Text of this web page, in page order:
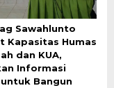
Sawahlunto
Kapasitas Humas
dan KUA,
Informasi
Bangun